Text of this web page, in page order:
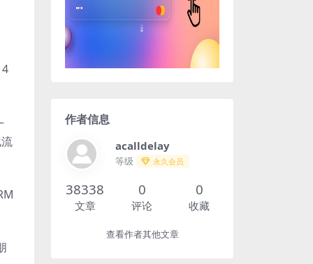
作者信息
acalldelay
等级 永久会员
38338
文章
0
评论
0
收藏
查看作者其他文章